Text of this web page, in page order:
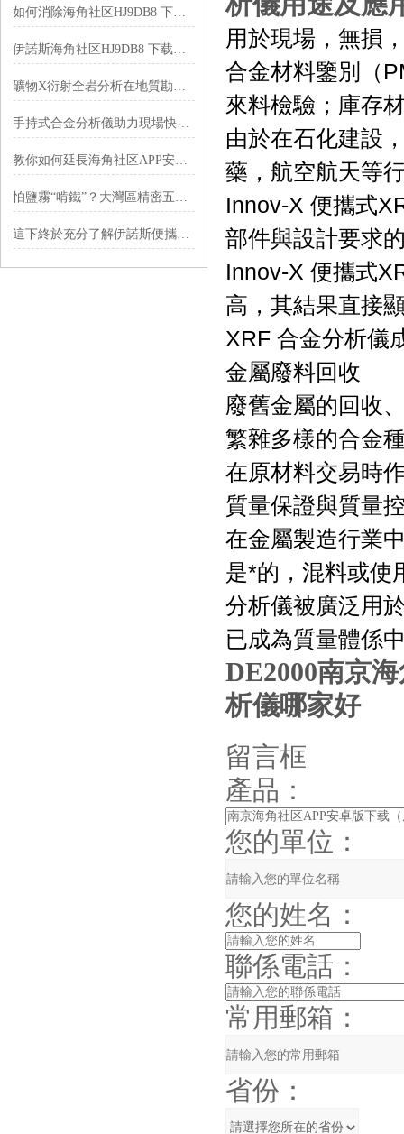
如何消除海角社区HJ9DB8 下载檢測誤差？
伊諾斯海角社区HJ9DB8 下载采用何種光譜分析技術？
礦物X衍射全岩分析在地質勘探中的應用
手持式合金分析儀助力現場快速檢測
教你如何延長海角社区APP安卓版下载熒光光譜儀的使用壽命
怕鹽霧“啃鐵”？大灣區精密五金靠光譜儀鎖住品質底線
這下終於充分了解伊諾斯便攜式光譜儀了
用於現場，無損
合金材料鑒別（
來料檢驗；庫存
由於在石化建設
藥，航空航天等
Innov-X 便攜式
部件與設計要求
Innov-X 便攜式
高，其結果直接
XRF 合金分析儀
金屬廢料回收
廢舊金屬的回收
繁雜多樣的合金
在原材料交易時
質量保證與質量
在金屬製造行業
是*的，混料或使
分析儀被廣泛用
已成為質量體係
DE2000南京
析儀哪家好
留言框
產品：
您的單位：
您的姓名：
聯係電話：
常用郵箱：
省份：